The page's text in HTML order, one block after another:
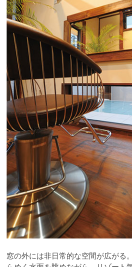
窓の外には非日常的な空間が広がる